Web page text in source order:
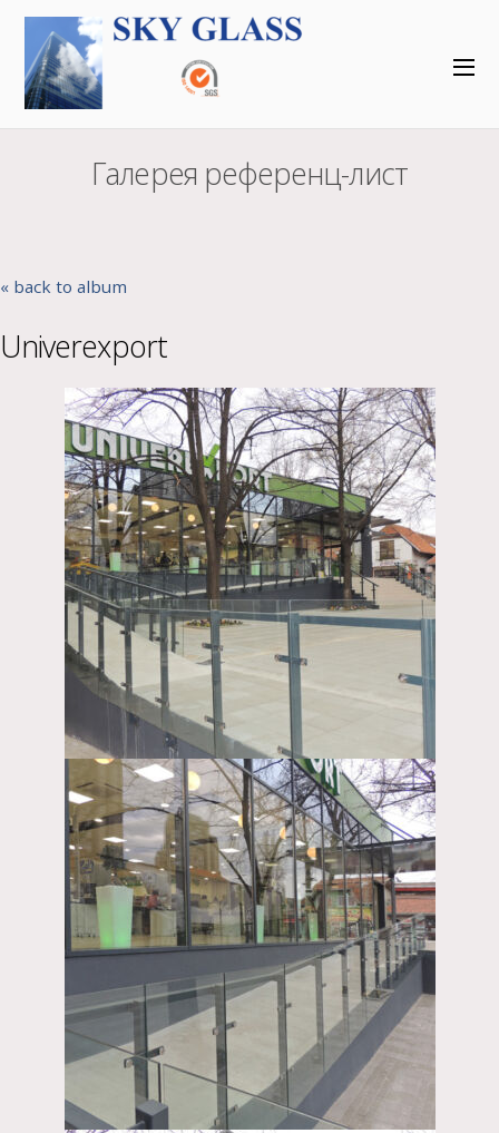
Галерея референц-лист
« back to album
Univerexport